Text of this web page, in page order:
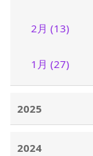
2月 (13)
1月 (27)
2025
2024